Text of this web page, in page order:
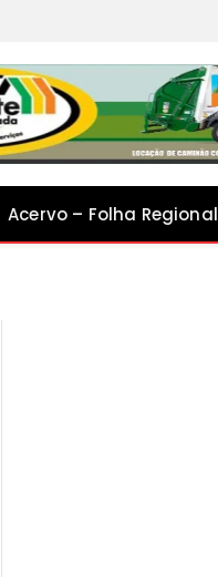
Acervo – Folha Regional